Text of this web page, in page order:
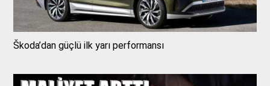
Škoda’dan güçlü ilk yarı performansı